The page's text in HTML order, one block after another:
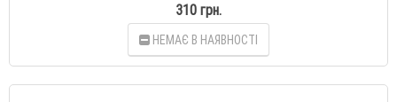
310 грн.
НЕМАЄ В НАЯВНОСТІ